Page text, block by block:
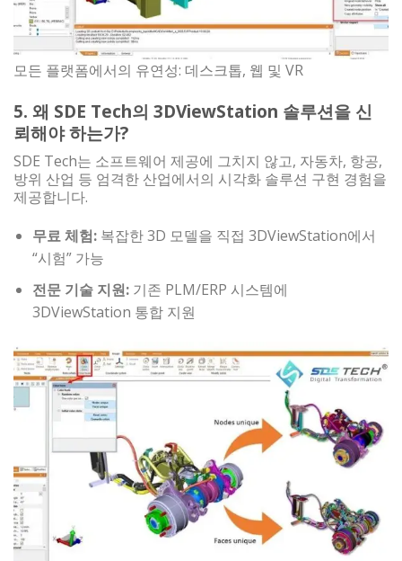
모든 플랫폼에서의 유연성: 데스크톱, 웹 및 VR
5. 왜 SDE Tech의 3DViewStation 솔루션을 신
뢰해야 하는가?
SDE Tech는 소프트웨어 제공에 그치지 않고, 자동차, 항공,
방위 산업 등 엄격한 산업에서의 시각화 솔루션 구현 경험을
제공합니다.
무료 체험:복잡한 3D 모델을 직접 3DViewStation에서
“시험” 가능
전문 기술 지원:기존 PLM/ERP 시스템에
3DViewStation 통합 지원